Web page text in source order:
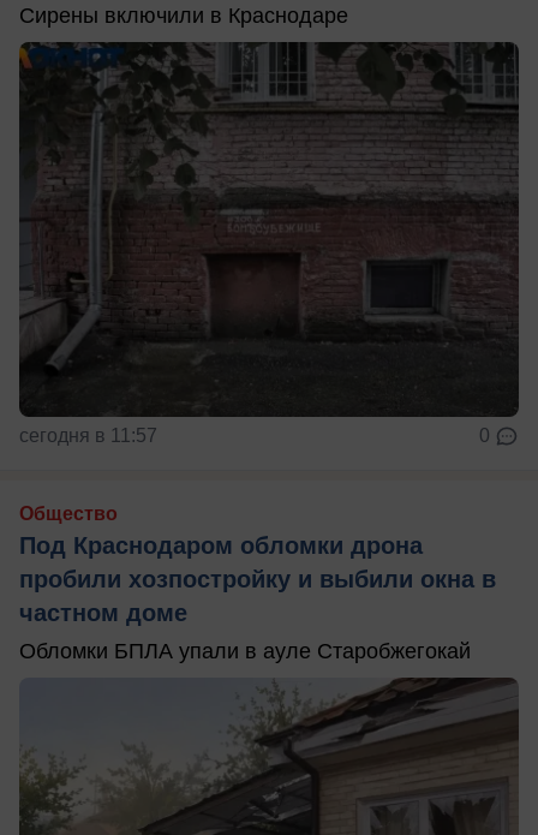
Сирены включили в Краснодаре
сегодня в 11:57 0
Общество
Под Краснодаром обломки дрона
пробили хозпостройку и выбили окна в
частном доме
Обломки БПЛА упали в ауле Старобжегокай